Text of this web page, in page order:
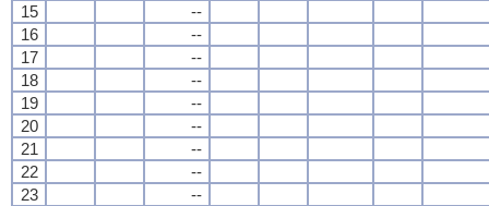
15
--
16
--
17
--
18
--
19
--
20
--
21
--
22
--
23
--